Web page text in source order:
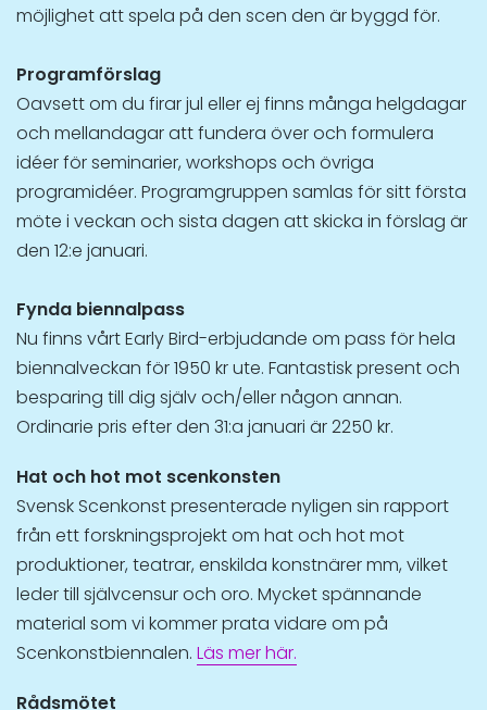
möjlighet att spela på den scen den är byggd för.
Programförslag
Oavsett om du firar jul eller ej finns många helgdagar
och mellandagar att fundera över och formulera
idéer för seminarier, workshops och övriga
programidéer. Programgruppen samlas för sitt första
möte i veckan och sista dagen att skicka in förslag är
den 12:e januari.
Fynda biennalpass
Nu finns vårt Early Bird-erbjudande om pass för hela
biennalveckan för 1950 kr ute. Fantastisk present och
besparing till dig själv och/eller någon annan.
Ordinarie pris efter den 31:a januari är 2250 kr.
Hat och hot mot scenkonsten
Svensk Scenkonst presenterade nyligen sin rapport
från ett forskningsprojekt om hat och hot mot
produktioner, teatrar, enskilda konstnärer mm, vilket
leder till självcensur och oro. Mycket spännande
material som vi kommer prata vidare om på
Scenkonstbiennalen. Läs mer här.
Rådsmötet